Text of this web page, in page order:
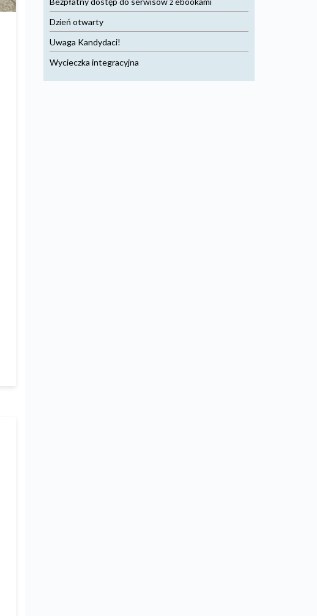
Dzień otwarty
Uwaga Kandydaci!
Wycieczka integracyjna